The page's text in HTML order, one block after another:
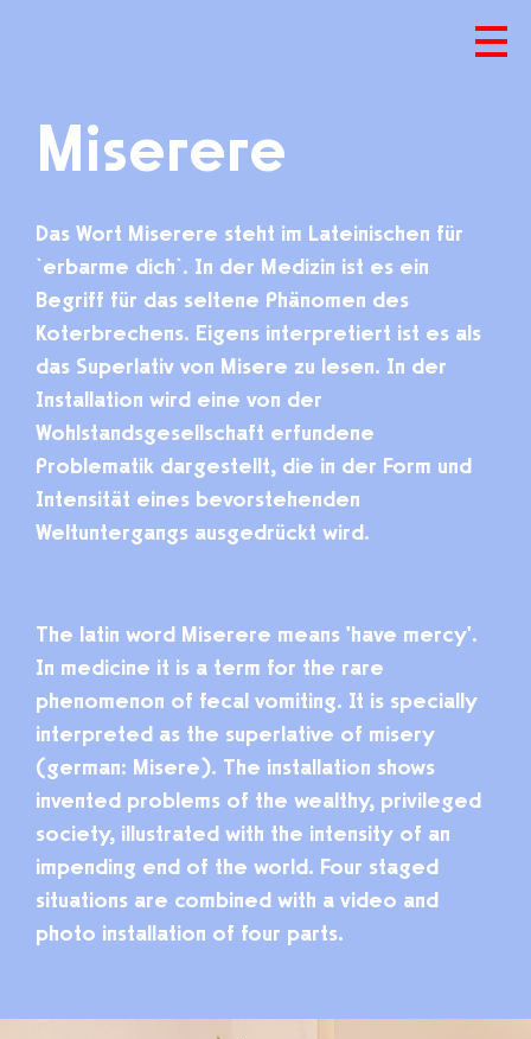
Miserere
Das Wort Miserere steht im Lateinischen für
`erbarme dich`. In der Medizin ist es ein
Begriff für das seltene Phänomen des
Koterbrechens. Eigens interpretiert ist es als
das Superlativ von Misere zu lesen. In der
Installation wird eine von der
Wohlstandsgesellschaft erfundene
Problematik dargestellt, die in der Form und
Intensität eines bevorstehenden
Weltuntergangs ausgedrückt wird.
The latin word Miserere means 'have mercy'.
In medicine it is a term for the rare
phenomenon of fecal vomiting. It is specially
interpreted as the superlative of misery
(german: Misere). The installation shows
invented problems of the wealthy, privileged
society, illustrated with the intensity of an
impending end of the world. Four staged
situations are combined with a video and
photo installation of four parts.